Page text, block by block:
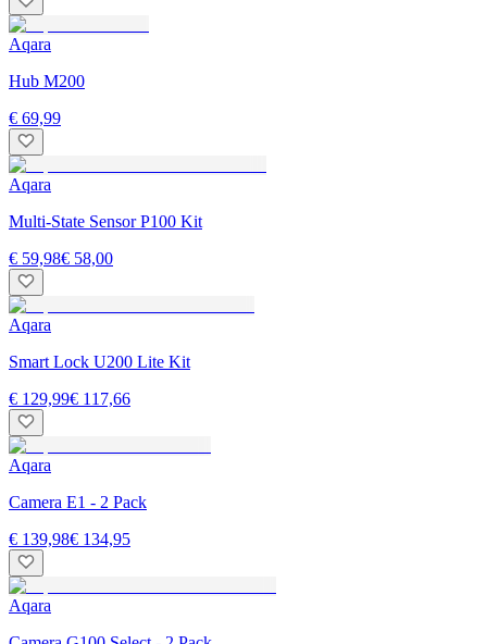
Aqara
Hub M200
€ 69,99
Aqara
Multi-State Sensor P100 Kit
€ 59,98€ 58,00
Aqara
Smart Lock U200 Lite Kit
€ 129,99€ 117,66
Aqara
Camera E1 - 2 Pack
€ 139,98€ 134,95
Aqara